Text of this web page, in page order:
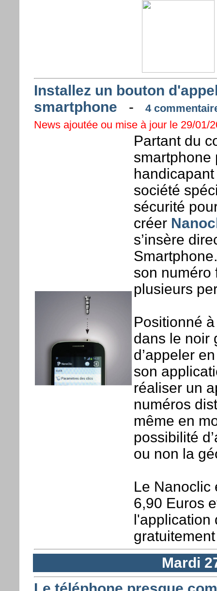
Installez un bouton
smartphone -
4
News ajoutée ou mise à jour le 29/01/
Partant du
smartphone
société
sécurité
créer
s’insère
son numéro
plusieurs
Positionné
dans le noir
d’appeler
son
réaliser un
numéros
même en
possibilité
ou non la
Le Nanoclic
6,90 Euros
l'application
Mardi